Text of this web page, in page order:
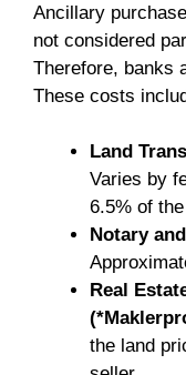
Ancillary
not considered
Therefore, banks
These costs
Land
Varies by
6.5% of
Notary
Real
the land